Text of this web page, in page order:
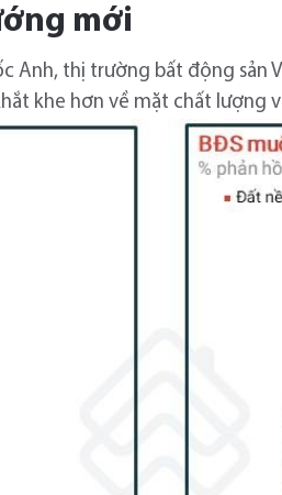
mới
Anh, thị trường bất động sản
khe hơn về mặt chất lượng